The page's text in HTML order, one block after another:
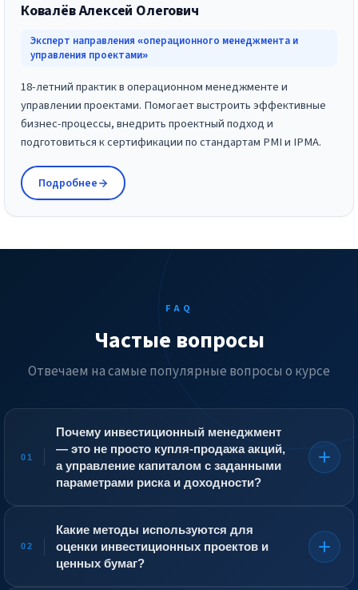
Ковалёв Алексей Олегович
Эксперт направления «операционного менеджмента и
управления проектами»
18-летний практик в операционном менеджменте и
управлении проектами. Помогает выстроить эффективные
бизнес-процессы, внедрить проектный подход и
подготовиться к сертификации по стандартам PMI и IPMA.
Подробнее
FAQ
Частые вопросы
Отвечаем на самые популярные вопросы о курсе
01
Почему инвестиционный менеджмент
— это не просто купля-продажа акций,
а управление капиталом с заданными
параметрами риска и доходности?
ради азарта, а капиталом, у которого есть конкретная
цель: накопить на пенсию, сохранить резервы
компании, приумножить активы фонда. Он
определяет, какую долю вложить в акции, облигации,
02
Какие методы используются для
оценки инвестиционных проектов и
ценных бумаг?